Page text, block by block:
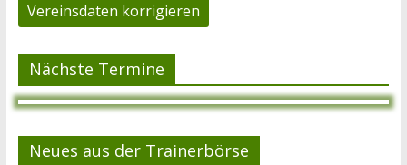
Vereinsdaten korrigieren
Nächste Termine
Neues aus der Trainerbörse